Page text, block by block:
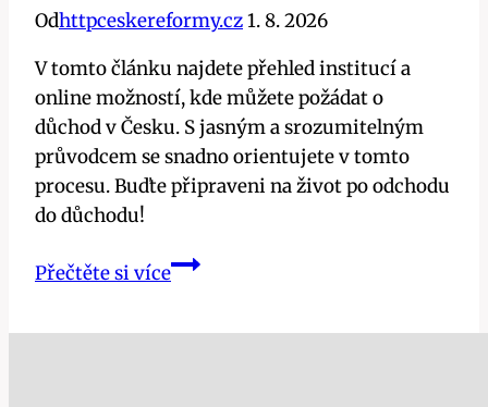
Odhttpceskereformy.cz1. 8. 2026
V tomto článku najdete přehled institucí a
online možností, kde můžete požádat o
důchod v Česku. S jasným a srozumitelným
průvodcem se snadno orientujete v tomto
procesu. Buďte připraveni na život po odchodu
do důchodu!
Přečtěte si víceKde